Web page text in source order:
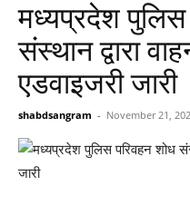
मध्यप्रदेश पुलिस
संस्थान द्वारा
एडवाइजरी जारी
shabdsangram - November 21,